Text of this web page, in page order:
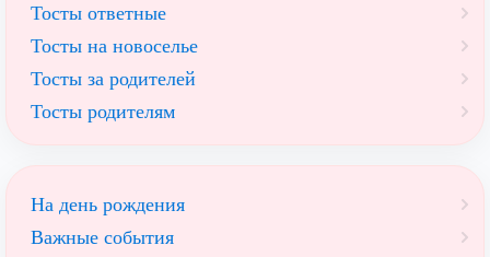
Тосты ответные
Тосты на новоселье
Тосты за родителей
Тосты родителям
На день рождения
Важные события